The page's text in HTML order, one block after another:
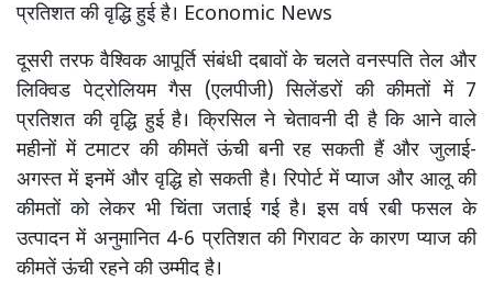
प्रतिशत की वृद्धि हुई है। Economic News
दूसरी तरफ वैश्विक आपूर्ति संबंधी दबावों के चलते वनस्पति तेल और
लिक्विड पेट्रोलियम गैस (एलपीजी) सिलेंडरों की कीमतों में 7
प्रतिशत की वृद्धि हुई है। क्रिसिल ने चेतावनी दी है कि आने वाले
महीनों में टमाटर की कीमतें ऊंची बनी रह सकती हैं और जुलाई-
अगस्त में इनमें और वृद्धि हो सकती है। रिपोर्ट में प्याज और आलू की
कीमतों को लेकर भी चिंता जताई गई है। इस वर्ष रबी फसल के
उत्पादन में अनुमानित 4-6 प्रतिशत की गिरावट के कारण प्याज की
कीमतें ऊंची रहने की उम्मीद है।